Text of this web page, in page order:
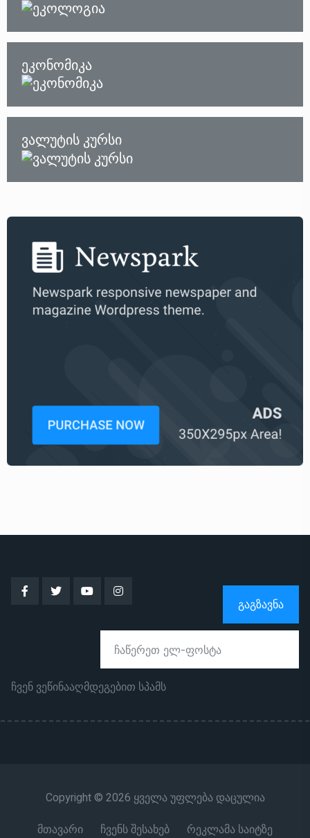
ეკონომიკა
ვალუტის კურსი
ᲒᲐᲒᲖᲐᲕᲜᲐ
ჩვენ ვეწინააღმდეგებით სპამს
Copyright © 2026 ყველა უფლება დაცულია
მთავარი
ჩვენს შესახებ რეკლამა საიტზე